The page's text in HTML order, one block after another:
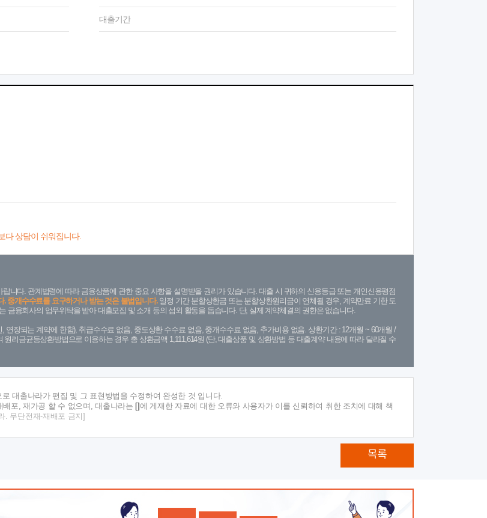
대출기간
다 상담이 쉬워집니다.
니다. 관계법령에 따라 금융상품에 관한 중요 사항을 설명받을 권리가 있습니다. 대출 시 귀하의 신용등급 또는 개인신용평점
중개수수료를 요구하거나 받는 것은 불법입니다.일정 기간 분할상환금 또는 분할상환원리금이 연체될 경우, 계약만료 기한 도
금융회사의 업무위탁을 받아 대출모집 및 소개 등의 섭외 활동을 돕습니다. 단, 실제 계약체결의 권한은 없습니다.
연장되는 계약에 한함), 취급수수료 없음, 중도상환 수수료 없음, 중개수수료 없음, 추가비용 없음. 상환기간 : 12개월 ~ 60개월 /
리금균등상환방법으로 이용하는 경우 총 상환금액 1,111,614원 (단, 대출상품 및 상환방법 등 대출계약 내용에 따라 달라질 수
대출나라가 편집 및 그 표현방법을 수정하여 완성한 것 입니다.
포, 재가공 할 수 없으며, 대출나라는
에 게재한 자료에 대한 오류와 사용자가 이를 신뢰하여 취한 조치에 대해 책
. 무단전재-재배포 금지]
목록